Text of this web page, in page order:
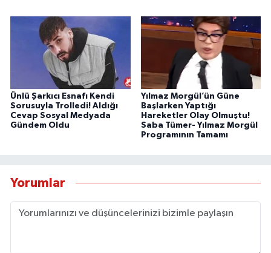
Ünlü Şarkıcı Esnafı Kendi
Sorusuyla Trolledi! Aldığı
Cevap Sosyal Medyada
Gündem Oldu
Yılmaz Morgül’ün Güne
Başlarken Yaptığı
Hareketler Olay Olmuştu!
Saba Tümer- Yılmaz Morgül
Programının Tamamı
Yorumlar